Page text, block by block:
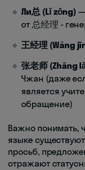
Ли总 (Lǐ zǒng)
от 总经理 -
王经理 (Wáng
张老师 (Zhāng
Чжан (даже
является
обращение)
Важно понимать,
языке
просьб,
отражают